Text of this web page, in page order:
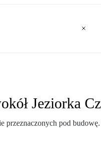
Jeziorka
pod